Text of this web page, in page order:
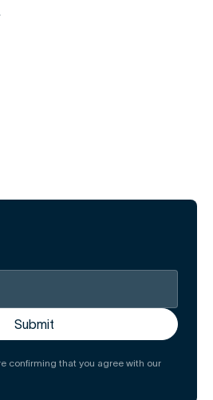
confirming that you agree with our